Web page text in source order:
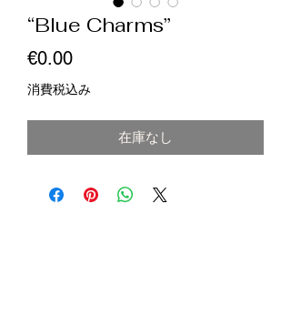
“Blue Charms”
€0.00価
格
消費税込み
在庫なし